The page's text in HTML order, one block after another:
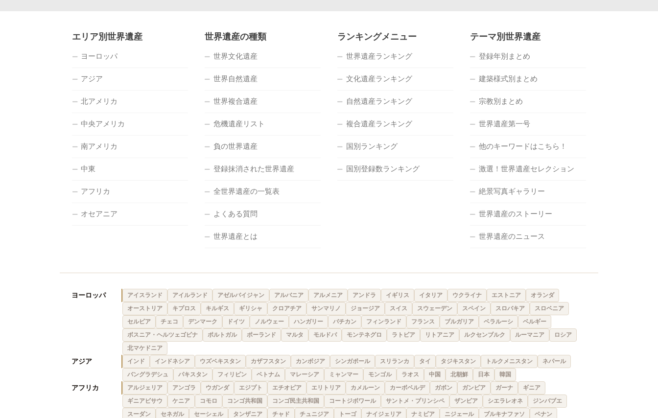
エリア別世界遺産
ヨーロッパ
アジア
北アメリカ
中央アメリカ
南アメリカ
中東
アフリカ
オセアニア
世界遺産の種類
世界文化遺産
世界自然遺産
世界複合遺産
危機遺産リスト
負の世界遺産
登録抹消された世界遺産
全世界遺産の一覧表
よくある質問
世界遺産とは
ランキングメニュー
世界遺産ランキング
文化遺産ランキング
自然遺産ランキング
複合遺産ランキング
国別ランキング
国別登録数ランキング
テーマ別世界遺産
登録年別まとめ
建築様式別まとめ
宗教別まとめ
世界遺産第一号
他のキーワードはこちら！
激選！世界遺産セレクション
絶景写真ギャラリー
世界遺産のストーリー
世界遺産のニュース
ヨーロッパ アイスランド アイルランド アゼルバイジャン アルバニア アルメニア アンドラ イギリス イタリア ウクライナ エストニア
オランダ
オーストリア
キプロス キルギス ギリシャ クロアチア サンマリノ ジョージア スイス スウェーデン スペイン スロバキア
スロベニア
セルビア
チェコ デンマーク ドイツ ノルウェー ハンガリー バチカン フィンランド フランス ブルガリア ベラルーシ
ベルギー
ボスニア・ヘルツェゴビナ
ポルトガル ポーランド マルタ モルドバ モンテネグロ ラトビア リトアニア ルクセンブルク ルーマニア
ロシア
北マケドニア
アジア インド インドネシア ウズベキスタン カザフスタン カンボジア シンガポール スリランカ タイ タジキスタン トルクメニスタン
ネパール
バングラデシュ
パキスタン フィリピン ベトナム マレーシア ミャンマー モンゴル ラオス 中国 北朝鮮 日本 韓国
アフリカ アルジェリア アンゴラ ウガンダ エジプト エチオピア エリトリア カメルーン カーボベルデ ガボン ガンビア ガーナ
ギニア
ギニアビサウ
ケニア コモロ コンゴ共和国 コンゴ民主共和国 コートジボワール サントメ・プリンシペ ザンビア シエラレオネ
ジンバブエ
スーダン
セネガル セーシェル タンザニア チャド チュニジア トーゴ ナイジェリア ナミビア ニジェール ブルキナファソ ベナン